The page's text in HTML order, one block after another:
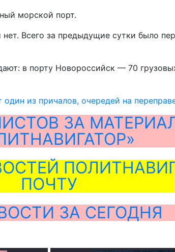
морской порт.
Всего за предыдущие сутки было
в порту Новороссийск — 70
из причалов, очередей на
ЗА
ПОЧТУ
ЗА СЕГОДНЯ